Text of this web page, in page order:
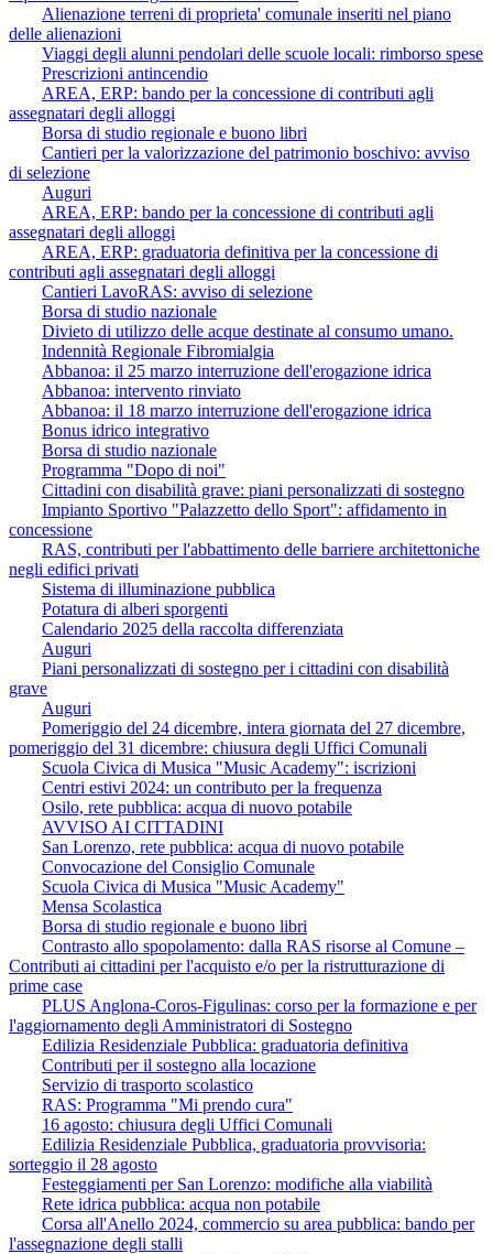
Alienazione terreni di proprieta' comunale inseriti nel piano
delle alienazioni
Viaggi degli alunni pendolari delle scuole locali: rimborso spese
Prescrizioni antincendio
AREA, ERP: bando per la concessione di contributi agli
assegnatari degli alloggi
Borsa di studio regionale e buono libri
Cantieri per la valorizzazione del patrimonio boschivo: avviso
di selezione
Auguri
AREA, ERP: bando per la concessione di contributi agli
assegnatari degli alloggi
AREA, ERP: graduatoria definitiva per la concessione di
contributi agli assegnatari degli alloggi
Cantieri LavoRAS: avviso di selezione
Borsa di studio nazionale
Divieto di utilizzo delle acque destinate al consumo umano.
Indennità Regionale Fibromialgia
Abbanoa: il 25 marzo interruzione dell'erogazione idrica
Abbanoa: intervento rinviato
Abbanoa: il 18 marzo interruzione dell'erogazione idrica
Bonus idrico integrativo
Borsa di studio nazionale
Programma "Dopo di noi"
Cittadini con disabilità grave: piani personalizzati di sostegno
Impianto Sportivo "Palazzetto dello Sport": affidamento in
concessione
RAS, contributi per l'abbattimento delle barriere architettoniche
negli edifici privati
Sistema di illuminazione pubblica
Potatura di alberi sporgenti
Calendario 2025 della raccolta differenziata
Auguri
Piani personalizzati di sostegno per i cittadini con disabilità
grave
Auguri
Pomeriggio del 24 dicembre, intera giornata del 27 dicembre,
pomeriggio del 31 dicembre: chiusura degli Uffici Comunali
Scuola Civica di Musica "Music Academy": iscrizioni
Centri estivi 2024: un contributo per la frequenza
Osilo, rete pubblica: acqua di nuovo potabile
AVVISO AI CITTADINI
San Lorenzo, rete pubblica: acqua di nuovo potabile
Convocazione del Consiglio Comunale
Scuola Civica di Musica "Music Academy"
Mensa Scolastica
Borsa di studio regionale e buono libri
Contrasto allo spopolamento: dalla RAS risorse al Comune –
Contributi ai cittadini per l'acquisto e/o per la ristrutturazione di
prime case
PLUS Anglona-Coros-Figulinas: corso per la formazione e per
l'aggiornamento degli Amministratori di Sostegno
Edilizia Residenziale Pubblica: graduatoria definitiva
Contributi per il sostegno alla locazione
Servizio di trasporto scolastico
RAS: Programma "Mi prendo cura"
16 agosto: chiusura degli Uffici Comunali
Edilizia Residenziale Pubblica, graduatoria provvisoria:
sorteggio il 28 agosto
Festeggiamenti per San Lorenzo: modifiche alla viabilità
Rete idrica pubblica: acqua non potabile
Corsa all'Anello 2024, commercio su area pubblica: bando per
l'assegnazione degli stalli